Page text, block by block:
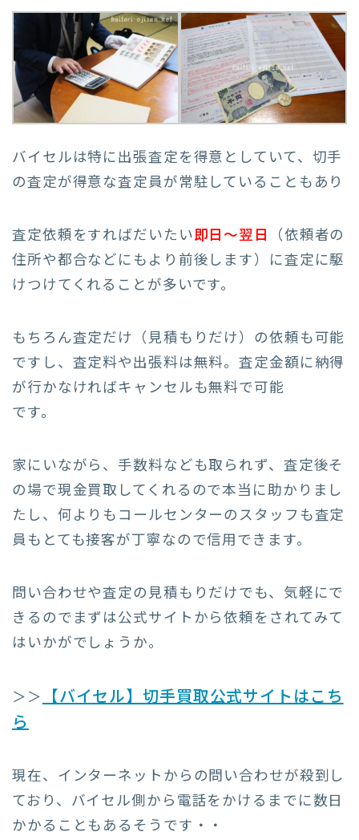
バイセルは特に出張査定を得意としていて、切手
の査定が得意な査定員が常駐していることもあり
査定依頼をすればだいたい即日〜翌日
（依頼者の
住所や都合などにもより前後します）に査定に駆
けつけてくれることが多いです。
もちろん査定だけ（見積もりだけ）の依頼も可能
ですし、査定料や出張料は無料。査定金額に納得
が行かなければキャンセルも無料で可能
です。
家にいながら、手数料なども取られず、査定後そ
の場で現金買取してくれるので本当に助かりまし
たし、何よりもコールセンターのスタッフも査定
員もとても接客が丁寧なので信用できます。
問い合わせや査定の見積もりだけでも、気軽にで
きるのでまずは公式サイトから依頼をされてみて
はいかがでしょうか。
＞＞【バイセル】切手買取公式サイトはこち
ら
現在、インターネットからの問い合わせが殺到し
ており、バイセル側から電話をかけるまでに数日
かかることもあるそうです・・